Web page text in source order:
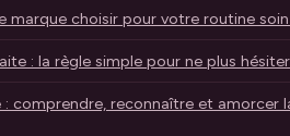
marque choisir pour votre routine
: la règle simple pour ne plus hésiter
: comprendre, reconnaître et amorcer